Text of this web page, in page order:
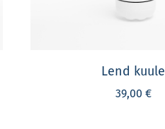
Lend kuule
39,00 €